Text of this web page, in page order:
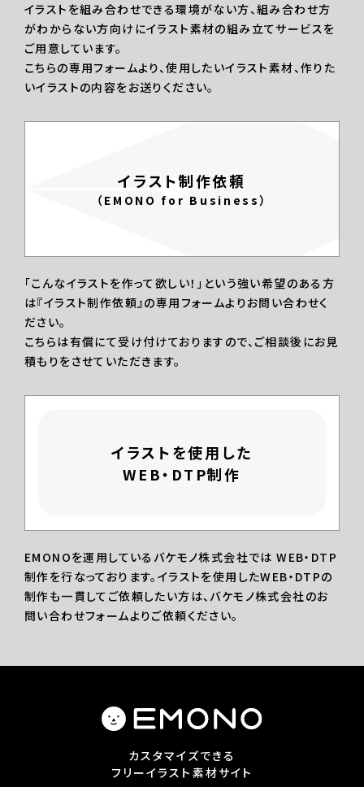
イラストを組み合わせできる環境がない方、組み合わせ方
がわからない方向けにイラスト素材の組み立てサービスを
ご用意しています。
こちらの専用フォームより、使用したいイラスト素材、作りた
いイラストの内容をお送りください。
イラスト制作依頼
（EMONO for Business）
「こんなイラストを作って欲しい！」という強い希望のある方
は『イラスト制作依頼』の専用フォームよりお問い合わせく
ださい。
こちらは有償にて受け付けておりますので、ご相談後にお見
積もりをさせていただきます。
イラストを使用した
WEB・DTP制作
EMONOを運用しているバケモノ株式会社では WEB・DTP
制作を行なっております。イラストを使用したWEB・DTPの
制作も一貫してご依頼したい方は、バケモノ株式会社のお
問い合わせフォームよりご依頼ください。
カスタマイズできる
フリーイラスト素材サイト